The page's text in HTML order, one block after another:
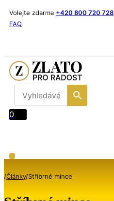
Volejte zdarma +420 800 720 728
FAQ
0
/Články/Stříbrné mince